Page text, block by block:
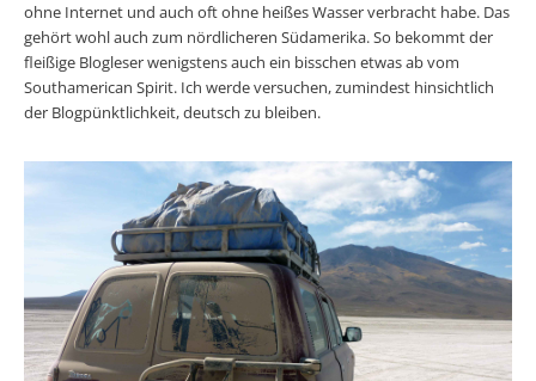
ohne Internet und auch oft ohne heißes Wasser verbracht habe. Das
gehört wohl auch zum nördlicheren Südamerika. So bekommt der
fleißige Blogleser wenigstens auch ein bisschen etwas ab vom
Southamerican Spirit. Ich werde versuchen, zumindest hinsichtlich
der Blogpünktlichkeit, deutsch zu bleiben.